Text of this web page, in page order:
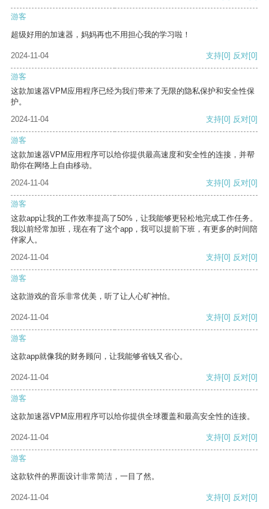
游客
超级好用的加速器，妈妈再也不用担心我的学习啦！
2024-11-04 支持[0] 反对[0]
游客
这款加速器VPM应用程序已经为我们带来了无限的隐私保护和安全性保
护。
2024-11-04
支持[0] 反对[0]
游客
这款加速器VPM应用程序可以给你提供最高速度和安全性的连接，并帮
助你在网络上自由移动。
2024-11-04
支持[0] 反对[0]
游客
这款app让我的工作效率提高了50%，让我能够更轻松地完成工作任务。
我以前经常加班，现在有了这个app，我可以提前下班，有更多的时间陪
伴家人。
2024-11-04
支持[0] 反对[0]
游客
这款游戏的音乐非常优美，听了让人心旷神怡。
2024-11-04 支持[0] 反对[0]
游客
这款app就像我的财务顾问，让我能够省钱又省心。
2024-11-04 支持[0] 反对[0]
游客
这款加速器VPM应用程序可以给你提供全球覆盖和最高安全性的连接。
2024-11-04 支持[0] 反对[0]
游客
这款软件的界面设计非常简洁，一目了然。
2024-11-04 支持[0] 反对[0]